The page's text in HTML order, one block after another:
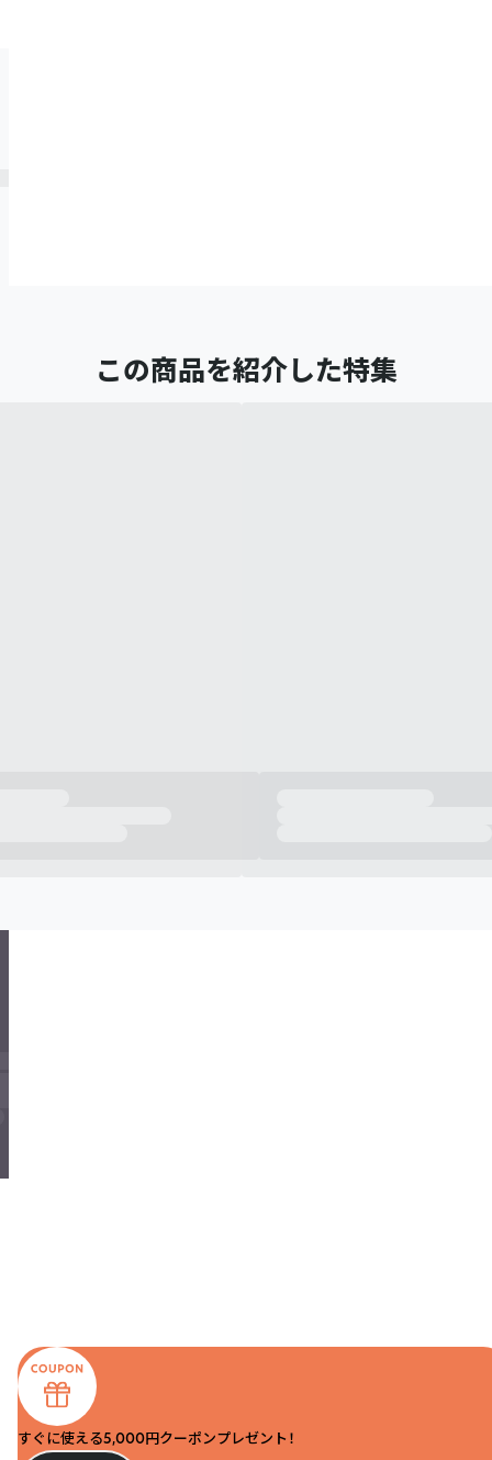
この商品を紹介した特集
すぐに使える5,000円クーポンプレゼント！